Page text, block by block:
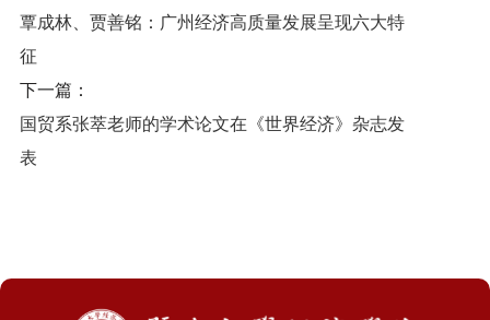
覃成林、贾善铭：广州经济高质量发展呈现六大特
征
下一篇：
国贸系张萃老师的学术论文在《世界经济》杂志发
表